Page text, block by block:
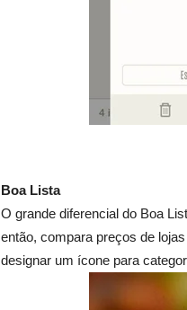
Boa Lista
O grande diferencial do Boa
então, compara preços de
designar um ícone para